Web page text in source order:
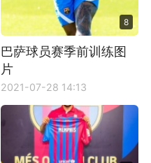
8
巴萨球员赛季前训练图
片
2021-07-28 14:13